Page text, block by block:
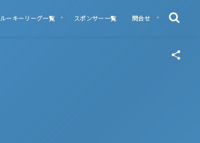
ルーキーリーグ一覧 スポンサー一覧 問合せ